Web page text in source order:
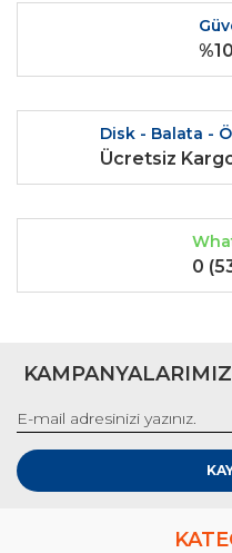
Disk - Balata -
Ücretsiz
0